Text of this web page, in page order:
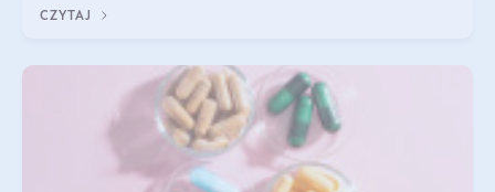
zwiększa masę
CZYTAJ